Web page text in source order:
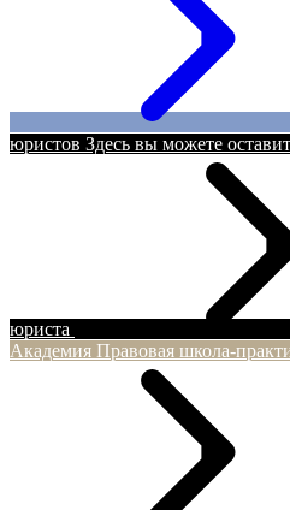
юристов Здесь вы можете
юриста
Академия Правовая школа-